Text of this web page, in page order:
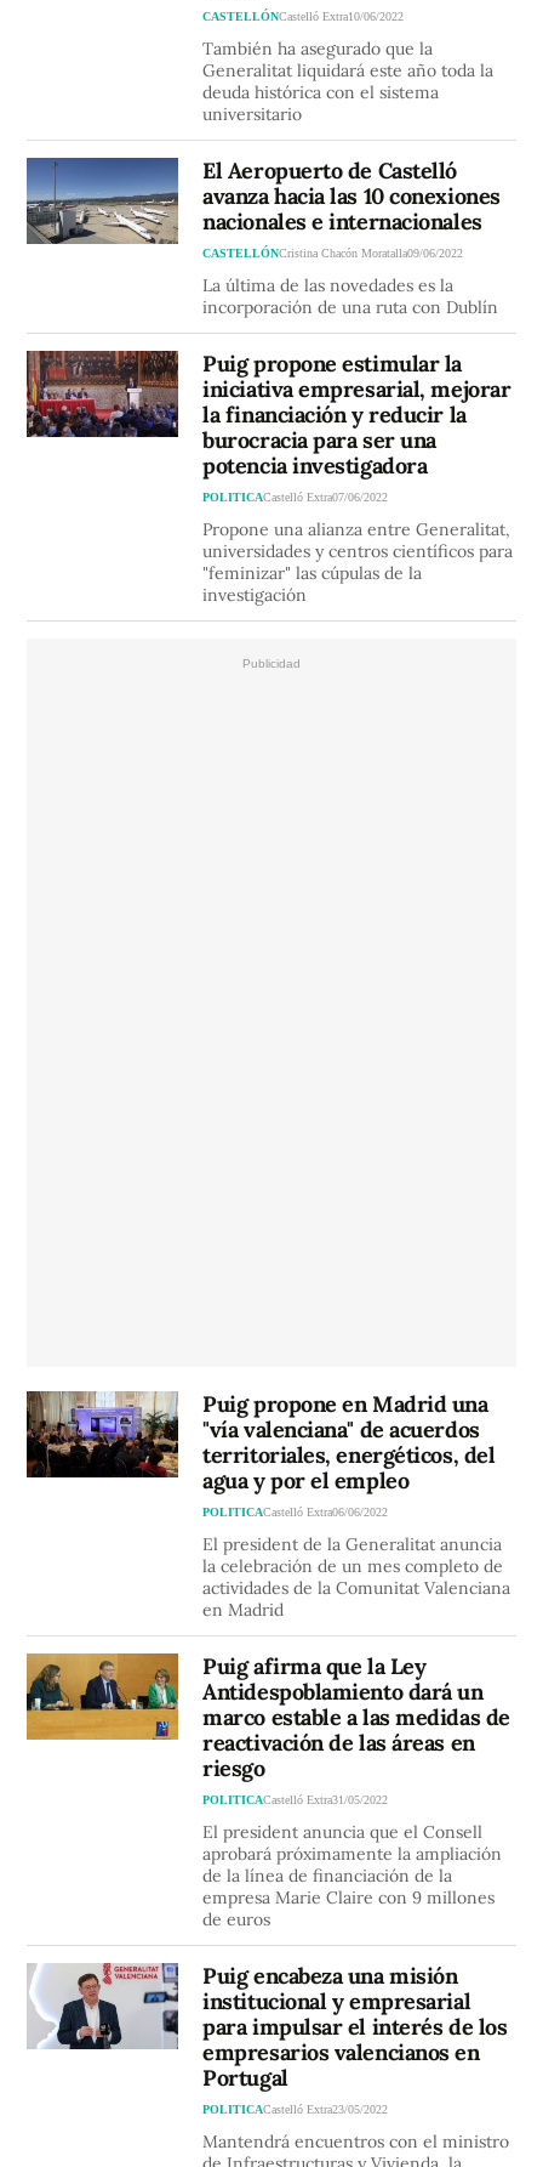
CASTELLÓNCastelló Extra10/06/2022
También ha asegurado que la
Generalitat liquidará este año toda la
deuda histórica con el sistema
universitario
El Aeropuerto de Castelló
avanza hacia las 10 conexiones
nacionales e internacionales
CASTELLÓNCristina Chacón Moratalla09/06/2022
La última de las novedades es la
incorporación de una ruta con Dublín
Puig propone estimular la
iniciativa empresarial, mejorar
la financiación y reducir la
burocracia para ser una
potencia investigadora
POLITICACastelló Extra07/06/2022
Propone una alianza entre Generalitat,
universidades y centros científicos para
"feminizar" las cúpulas de la
investigación
Puig propone en Madrid una
"vía valenciana" de acuerdos
territoriales, energéticos, del
agua y por el empleo
POLITICACastelló Extra06/06/2022
El president de la Generalitat anuncia
la celebración de un mes completo de
actividades de la Comunitat Valenciana
en Madrid
Puig afirma que la Ley
Antidespoblamiento dará un
marco estable a las medidas de
reactivación de las áreas en
riesgo
POLITICACastelló Extra31/05/2022
El president anuncia que el Consell
aprobará próximamente la ampliación
de la línea de financiación de la
empresa Marie Claire con 9 millones
de euros
Puig encabeza una misión
institucional y empresarial
para impulsar el interés de los
empresarios valencianos en
Portugal
POLITICACastelló Extra23/05/2022
Mantendrá encuentros con el ministro